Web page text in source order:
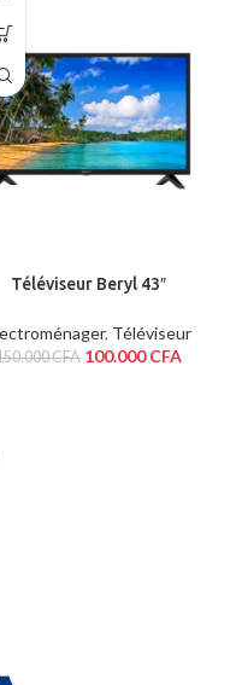
Téléviseur Beryl 43″
, Téléviseur
CFA 100.000CFA